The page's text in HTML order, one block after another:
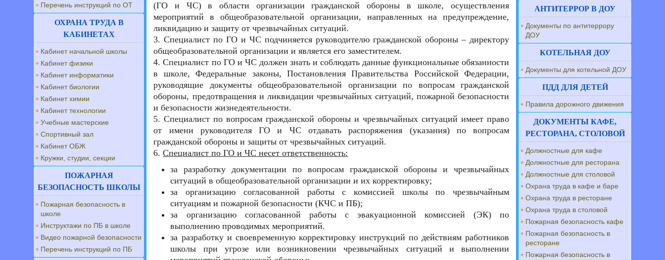
(ГО и ЧС) в области организации гражданской обороны в школе, осуществления
мероприятий в общеобразовательной организации, направленных на предупреждение,
ликвидацию и защиту от чрезвычайных ситуаций.
3. Специалист по ГО и ЧС подчиняется руководителю гражданской обороны – директору
общеобразовательной организации и является его заместителем.
4. Специалист по ГО и ЧС должен знать и соблюдать данные функциональные обязанности
в школе, Федеральные законы, Постановления Правительства Российской Федерации,
руководящие документы общеобразовательной организации по вопросам гражданской
обороны, предотвращения и ликвидации чрезвычайных ситуаций, пожарной безопасности
и безопасности жизнедеятельности.
5. Специалист по вопросам гражданской обороны и чрезвычайных ситуаций имеет право
от имени руководителя ГО и ЧС отдавать распоряжения (указания) по вопросам
гражданской обороны и защиты от чрезвычайных ситуаций.
6.Специалист по ГО и ЧС несет ответственность:
за разработку документации по вопросам гражданской обороны и чрезвычайных
ситуаций в общеобразовательной организации и их корректировку;
за организацию согласованной работы с комиссией школы по чрезвычайным
ситуациям и пожарной безопасности (КЧС и ПБ);
за организацию согласованной работы с эвакуационной комиссией (ЭК) по
выполнению проводимых мероприятий.
за разработку и своевременную корректировку инструкций по действиям работников
школы при угрозе или возникновении чрезвычайных ситуаций и выполнении
Перечень инструкций по ОТ
ОХРАНА ТРУДА В
КАБИНЕТАХ
Кабинет начальной школы
Кабинет физики
Кабинет информатики
Кабинет биологии
Кабинет химии
Кабинет технологии
Учебные мастерские
Спортивный зал
Кабинет ОБЖ
Кружки, студии, секции
ПОЖАРНАЯ
БЕЗОПАСНОСТЬ ШКОЛЫ
Пожарная безопасность в
школе
Инструктажи по ПБ в школе
Видео пожарной безопасности
Перечень инструкций по ПБ
АНТИТЕРРОР В ДОУ
Документы по антитеррору
ДОУ
КОТЕЛЬНАЯ ДОУ
Документы для котельной ДОУ
ПДД ДЛЯ ДЕТЕЙ
Правила дорожного движения
ДОКУМЕНТЫ КАФЕ,
РЕСТОРАНА, СТОЛОВОЙ
Должностные для кафе
Должностные для ресторана
Должностные для столовой
Охрана труда в кафе и баре
Охрана труда в ресторане
Охрана труда в столовой
Пожарная безопасность кафе
Пожарная безопасность в
ресторане
Пожарная безопасность в